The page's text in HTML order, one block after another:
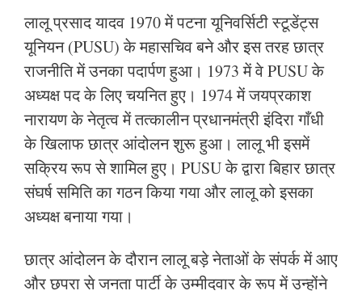
लालू प्रसाद यादव 1970 में पटना यूनिवर्सिटी स्टूडेंट्स
यूनियन (PUSU) के महासचिव बने और इस तरह छात्र
राजनीति में उनका पदार्पण हुआ। 1973 में वे PUSU के
अध्यक्ष पद के लिए चयनित हुए। 1974 में जयप्रकाश
नारायण के नेतृत्व में तत्कालीन प्रधानमंत्री इंदिरा गाँधी
के खिलाफ छात्र आंदोलन शुरू हुआ। लालू भी इसमें
सक्रिय रूप से शामिल हुए। PUSU के द्वारा बिहार छात्र
संघर्ष समिति का गठन किया गया और लालू को इसका
अध्यक्ष बनाया गया।
छात्र आंदोलन के दौरान लालू बड़े नेताओं के संपर्क में आए
और छपरा से जनता पार्टी के उम्मीदवार के रूप में उन्होंने